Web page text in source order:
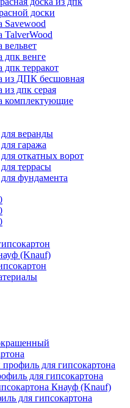
доски
Savewood
TalverWood
вельвет
дпк венге
дпк терракот
из ДПК бесшовная
из дпк серая
комплектующие
веранды
гаража
откатных ворот
террасы
фундамента
(Knauf)
для гипсокартона
для гипсокартона
Кнауф (Knauf)
для гипсокартона